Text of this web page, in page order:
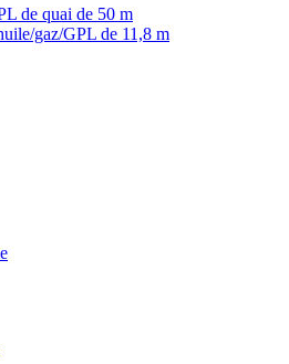
de quai de 50 m
gaz/GPL de 11,8 m